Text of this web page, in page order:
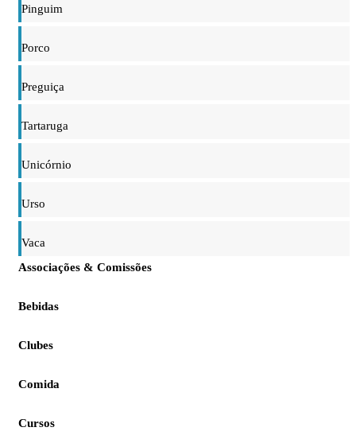
Pinguim
Porco
Preguiça
Tartaruga
Unicórnio
Urso
Vaca
Associações & Comissões
Bebidas
Clubes
Comida
Cursos